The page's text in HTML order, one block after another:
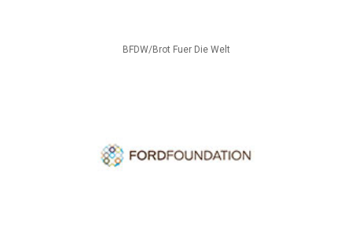
BFDW/Brot Fuer Die Welt